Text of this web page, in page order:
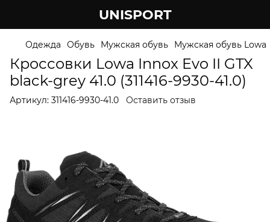
UNISPORT
Одежда Обувь Мужская обувь Мужская обувь Lowa
Кроссовки Lowa Innox Evo II GTX
black-grey 41.0 (311416-9930-41.0)
Артикул: 311416-9930-41.0 Оставить отзыв